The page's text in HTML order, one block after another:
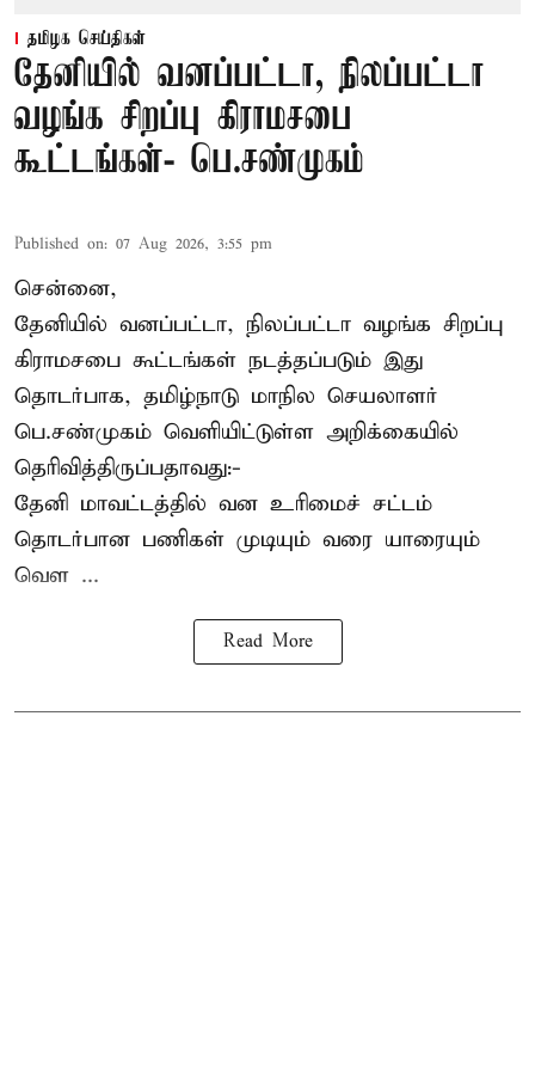
தமிழக செய்திகள்
தேனியில் வனப்பட்டா, நிலப்பட்டா
வழங்க சிறப்பு கிராமசபை
கூட்டங்கள்- பெ.சண்முகம்
Published on: 07 Aug 2026, 3:55 pm
சென்னை,
தேனியில் வனப்பட்டா, நிலப்பட்டா வழங்க சிறப்பு
கிராமசபை கூட்டங்கள் நடத்தப்படும் இது
தொடர்பாக, தமிழ்நாடு மாநில செயலாளர்
பெ.சண்முகம் வெளியிட்டுள்ள அறிக்கையில்
தெரிவித்திருப்பதாவது:-
தேனி மாவட்டத்தில் வன உரிமைச் சட்டம்
தொடர்பான பணிகள் முடியும் வரை யாரையும்
வெள ...
Read More